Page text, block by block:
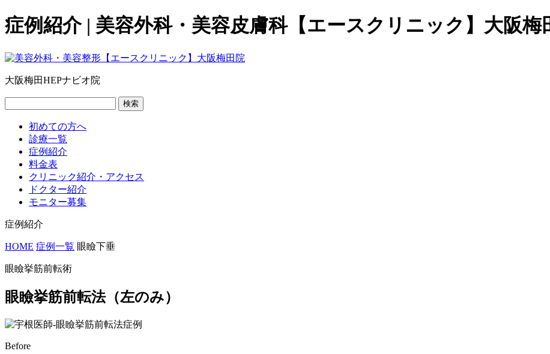
症例紹介 | 美容外科・美容皮膚科【エースクリニック】大阪梅
大阪梅田HEPナビオ院
検索
初めての方へ
診療一覧
症例紹介
料金表
クリニック紹介・アクセス
ドクター紹介
モニター募集
症例紹介
HOME 症例一覧 眼瞼下垂
眼瞼挙筋前転術
眼瞼挙筋前転法（左のみ）
Before